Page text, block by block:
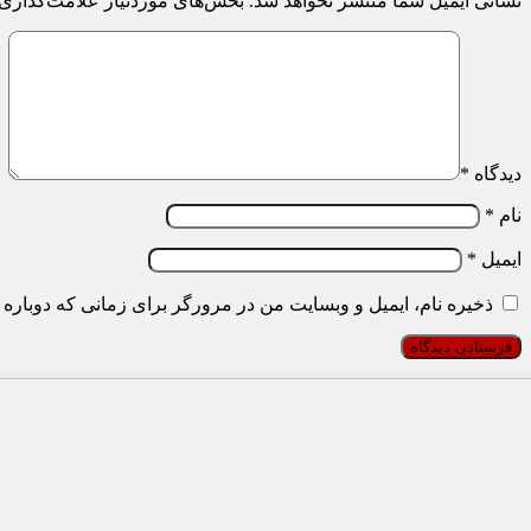
دیدگاه *
نام *
ایمیل *
ذخیره نام، ایمیل و وبسایت من در مرورگر برای زمانی که